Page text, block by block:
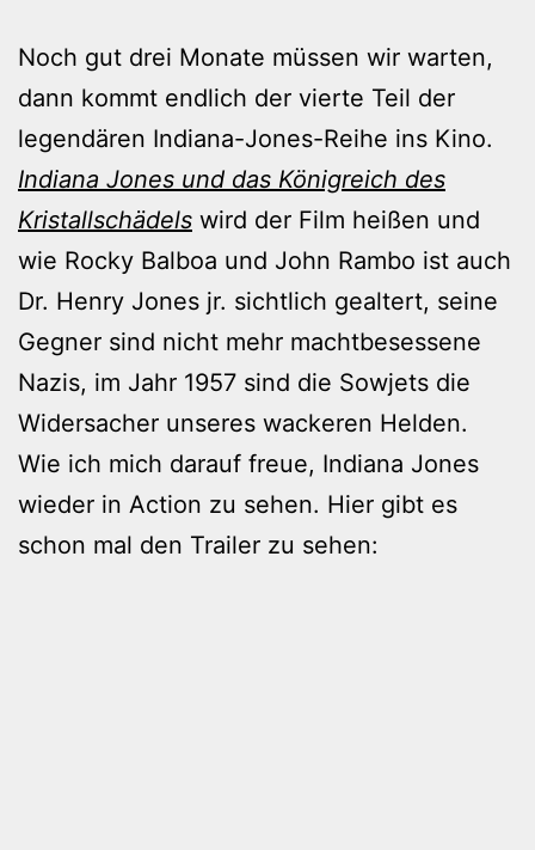
Noch gut drei Monate müssen wir warten,
dann kommt endlich der vierte Teil der
legendären Indiana-Jones-Reihe ins Kino.
Indiana Jones und das Königreich des
Kristallschädels wird der Film heißen und
wie Rocky Balboa und John Rambo ist auch
Dr. Henry Jones jr. sichtlich gealtert, seine
Gegner sind nicht mehr machtbesessene
Nazis, im Jahr 1957 sind die Sowjets die
Widersacher unseres wackeren Helden.
Wie ich mich darauf freue, Indiana Jones
wieder in Action zu sehen. Hier gibt es
schon mal den Trailer zu sehen: